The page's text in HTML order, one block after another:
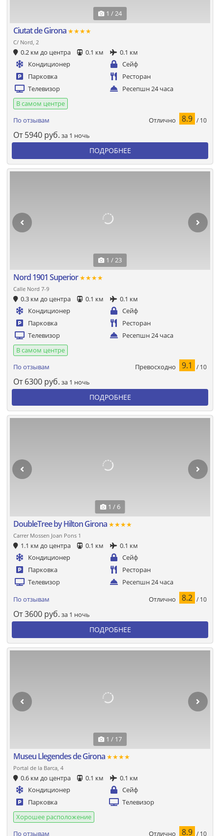
1 / 24
Ciutat de Girona ★★★★
C/ Nord, 2
0.2 км до центра 0.1 км
0.1 км
Кондиционер
Сейф
Парковка
Ресторан
Телевизор
Ресепшн 24 часа
В самом центре
По отзывам
Отлично 8.9 / 10
От 5940 руб. за 1 ночь
ПОДРОБНЕЕ
1 / 23
Nord 1901 Superior★★★★
Calle Nord 7-9
0.3 км до центра 0.1 км
0.1 км
Кондиционер
Сейф
Парковка
Ресторан
Телевизор
Ресепшн 24 часа
В самом центре
По отзывам
Превосходно 9.1 / 10
От 6300 руб. за 1 ночь
ПОДРОБНЕЕ
1 / 6
DoubleTree by Hilton Girona ★★★★
Carrer Mossen Joan Pons 1
1.1 км до центра 0.1 км
0.1 км
Кондиционер
Сейф
Парковка
Ресторан
Телевизор
Ресепшн 24 часа
По отзывам Отлично 8.2 / 10
От3600 руб. за 1 ночь
ПОДРОБНЕЕ
1 / 17
Museu Llegendes de Girona ★★★★
Portal de la Barca, 4
0.6 км до центра 0.1 км
0.1 км
Кондиционер
Сейф
Парковка
Телевизор
Хорошее расположение
По отзывам
Отлично 8.9 / 10